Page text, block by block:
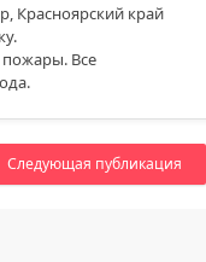
Красноярский край
пожары. Все
Следующая публикация